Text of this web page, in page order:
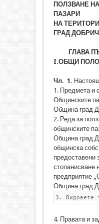
ПОЛЗВАНЕ
ПАЗАРИ
НА
ГРАД ДОБРИЧ
ГЛАВА
I.ОБЩИ
Чл. 1.
1. Предмета и
Общинските
Община град
2. Реда за
общинските
Община град
общинска
предоставени
стопанисване
предприятие
Община град
3. Видовете
4. Правата и